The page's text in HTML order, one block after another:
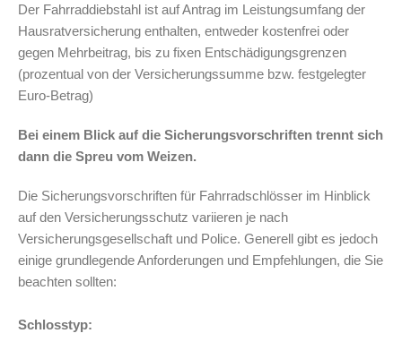
Der Fahrraddiebstahl ist auf Antrag im Leistungsumfang der
Hausratversicherung enthalten, entweder kostenfrei oder
gegen Mehrbeitrag, bis zu fixen Entschädigungsgrenzen
(prozentual von der Versicherungssumme bzw. festgelegter
Euro-Betrag)
Bei einem Blick auf die Sicherungsvorschriften trennt sich
dann die Spreu vom Weizen.
Die Sicherungsvorschriften für Fahrradschlösser im Hinblick
auf den Versicherungsschutz variieren je nach
Versicherungsgesellschaft und Police. Generell gibt es jedoch
einige grundlegende Anforderungen und Empfehlungen, die Sie
beachten sollten:
Schlosstyp: